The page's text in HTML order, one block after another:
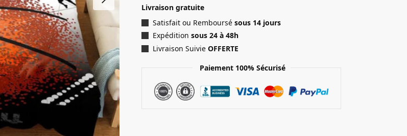
Livraison gratuite
Satisfait ou Remboursésous 14 jours
Expédition sous 24 à 48h
Livraison SuivieOFFERTE
Paiement 100% Sécurisé